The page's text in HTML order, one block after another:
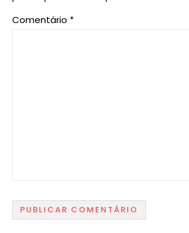
Comentário *